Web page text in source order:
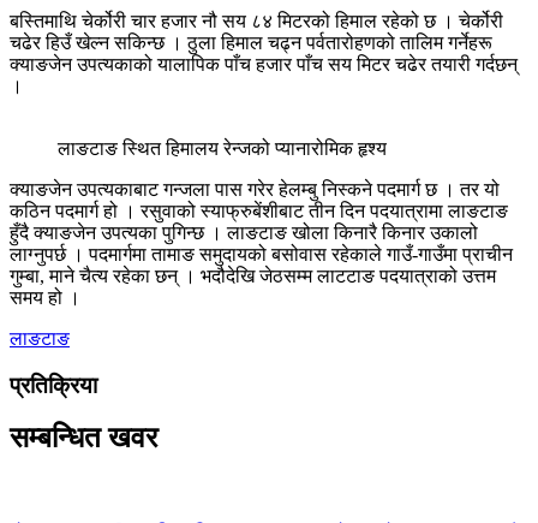
बस्तिमाथि चेर्कोरी चार हजार नौ सय ८४ मिटरको हिमाल रहेको छ । चेर्कोरी
चढेर हिउँ खेल्न सकिन्छ । ठुला हिमाल चढ्न पर्वतारोहणको तालिम गर्नेहरू
क्याङजेन उपत्यकाको यालापिक पाँच हजार पाँच सय मिटर चढेर तयारी गर्दछन्
।
लाङटाङ स्थित हिमालय रेन्जको प्यानारोमिक हृश्य
क्याङजेन उपत्यकाबाट गन्जला पास गरेर हेलम्बु निस्कने पदमार्ग छ । तर यो
कठिन पदमार्ग हो । रसुवाको स्याफ्रुबेंशीबाट तीन दिन पदयात्रामा लाङटाङ
हुँदै क्याङजेन उपत्यका पुगिन्छ । लाङटाङ खोला किनारै किनार उकालो
लाग्नुपर्छ । पदमार्गमा तामाङ समुदायको बसोवास रहेकाले गाउँ-गाउँमा प्राचीन
गुम्बा, माने चैत्य रहेका छन् । भदौदेखि जेठसम्म लाटटाङ पदयात्राको उत्तम
समय हो ।
लाङटाङ
प्रतिक्रिया
सम्बन्धित खवर